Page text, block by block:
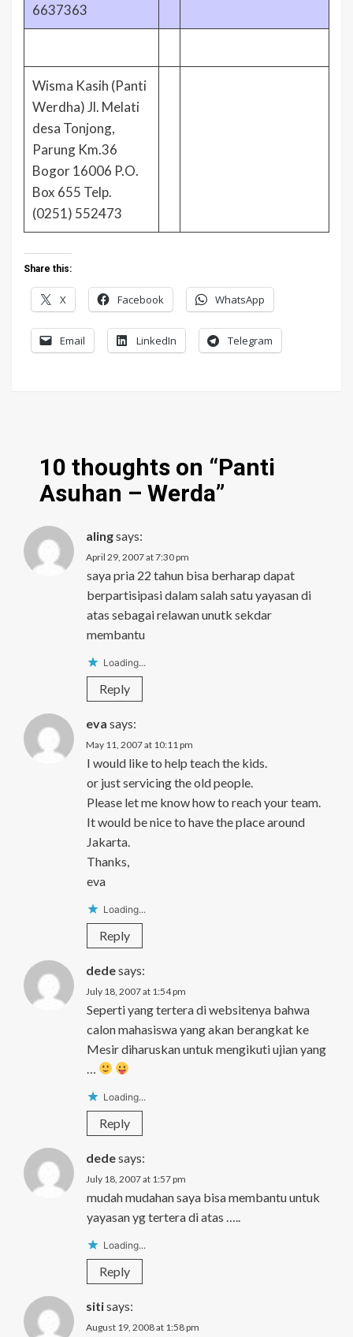
6637363
Wisma Kasih (Panti
Werdha) Jl. Melati
desa Tonjong,
Parung Km.36
Bogor 16006 P.O.
Box 655 Telp.
(0251) 552473
Share this:
X Facebook WhatsApp
Email LinkedIn Telegram
10 thoughts on “Panti
Asuhan – Werda”
alingsays:
April 29, 2007 at 7:30 pm
saya pria 22 tahun bisa berharap dapat
berpartisipasi dalam salah satu yayasan di
atas sebagai relawan unutk sekdar
membantu
Loading...
Reply
eva says:
May 11, 2007 at 10:11 pm
I would like to help teach the kids.
or just servicing the old people.
Please let me know how to reach your team.
It would be nice to have the place around
Jakarta.
Thanks,
eva
Loading...
Reply
dedesays:
July 18, 2007 at 1:54 pm
Seperti yang tertera di websitenya bahwa
calon mahasiswa yang akan berangkat ke
Mesir diharuskan untuk mengikuti ujian yang
Loading...
Reply
dedesays:
July 18, 2007 at 1:57 pm
mudah mudahan saya bisa membantu untuk
yayasan yg tertera di atas …..
Loading...
Reply
sitisays:
August 19, 2008 at 1:58 pm